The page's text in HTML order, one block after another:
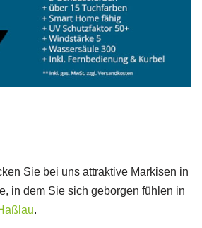
Sie bei uns attraktive Markisen in
in dem Sie sich geborgen fühlen in
.